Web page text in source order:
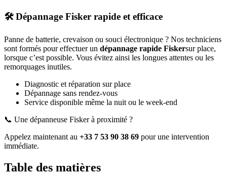
🛠️ Dépannage Fisker rapide et efficace
Panne de batterie, crevaison ou souci électronique ? Nos techniciens
sont formés pour effectuer un dépannage rapide Fiskersur place,
lorsque c’est possible. Vous évitez ainsi les longues attentes ou les
remorquages inutiles.
Diagnostic et réparation sur place
Dépannage sans rendez-vous
Service disponible même la nuit ou le week-end
📞 Une dépanneuse Fiskerà proximité ?
Appelez maintenant au +33 7 53 90 38 69 pour une intervention
immédiate.
Table des matières